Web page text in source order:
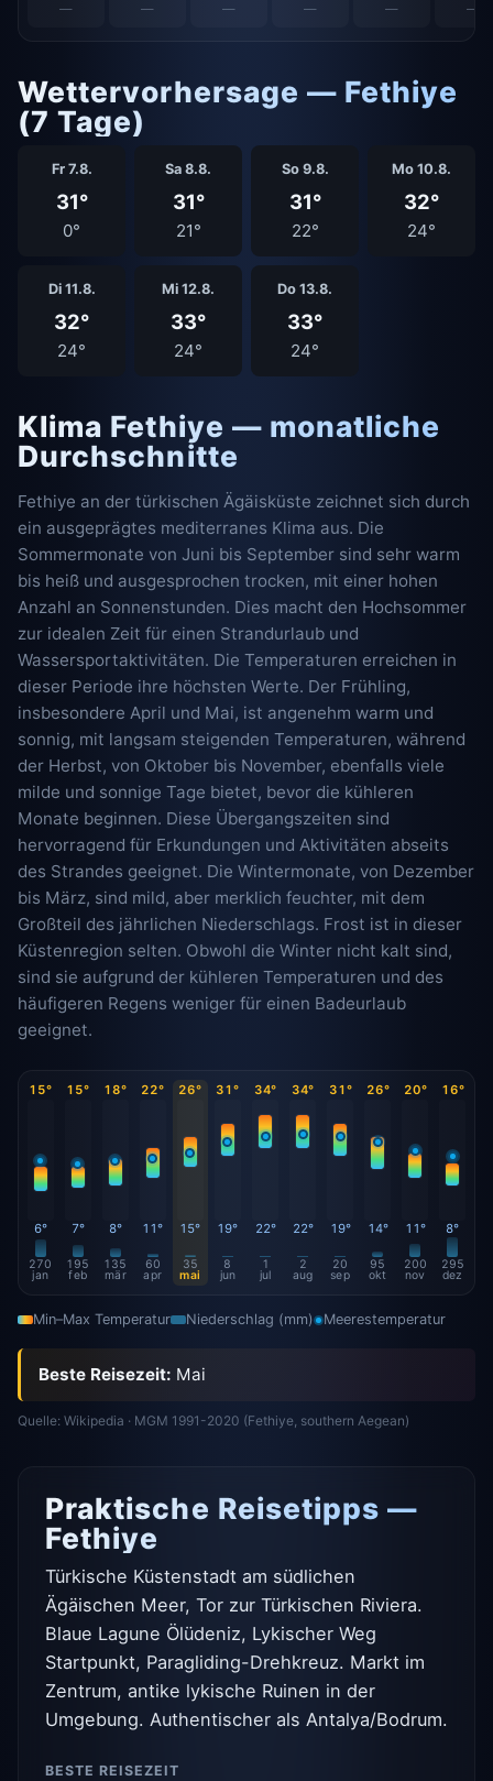
— — — — — —
Wettervorhersage — Fethiye
(7 Tage)
Fr 7.8.
31°
0°
Sa 8.8.
31°
21°
So 9.8.
31°
22°
Mo 10.8.
32°
24°
Di 11.8.
32°
24°
Mi 12.8.
33°
24°
Do 13.8.
33°
24°
Klima Fethiye — monatliche
Durchschnitte
Fethiye an der türkischen Ägäisküste zeichnet sich durch
ein ausgeprägtes mediterranes Klima aus. Die
Sommermonate von Juni bis September sind sehr warm
bis heiß und ausgesprochen trocken, mit einer hohen
Anzahl an Sonnenstunden. Dies macht den Hochsommer
zur idealen Zeit für einen Strandurlaub und
Wassersportaktivitäten. Die Temperaturen erreichen in
dieser Periode ihre höchsten Werte. Der Frühling,
insbesondere April und Mai, ist angenehm warm und
sonnig, mit langsam steigenden Temperaturen, während
der Herbst, von Oktober bis November, ebenfalls viele
milde und sonnige Tage bietet, bevor die kühleren
Monate beginnen. Diese Übergangszeiten sind
hervorragend für Erkundungen und Aktivitäten abseits
des Strandes geeignet. Die Wintermonate, von Dezember
bis März, sind mild, aber merklich feuchter, mit dem
Großteil des jährlichen Niederschlags. Frost ist in dieser
Küstenregion selten. Obwohl die Winter nicht kalt sind,
sind sie aufgrund der kühleren Temperaturen und des
häufigeren Regens weniger für einen Badeurlaub
geeignet.
15°
6°
270
jan
15°
7°
195
feb
18°
8°
135
mär
22°
11°
60
apr
26°
15°
35
mai
31°
19°
8
jun
34°
22°
1
jul
34°
22°
2
aug
31°
19°
20
sep
26°
14°
95
okt
20°
11°
200
nov
16°
8°
295
dez
Min–Max Temperatur Niederschlag (mm) Meerestemperatur
Beste Reisezeit: Mai
Quelle: Wikipedia · MGM 1991-2020 (Fethiye, southern Aegean)
Praktische Reisetipps —
Fethiye
Türkische Küstenstadt am südlichen
Ägäischen Meer, Tor zur Türkischen Riviera.
Blaue Lagune Ölüdeniz, Lykischer Weg
Startpunkt, Paragliding-Drehkreuz. Markt im
Zentrum, antike lykische Ruinen in der
Umgebung. Authentischer als Antalya/Bodrum.
BESTE REISEZEIT